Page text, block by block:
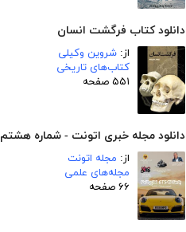
دانلود کتاب فرگشت انسان
از: شروین وکیلی
کتاب‌های تاریخی
۵۵۱ صفحه
دانلود مجله خبری اتونت - شماره هشتم
از: مجله اتونت
مجله‌های علمی
۶۶ صفحه